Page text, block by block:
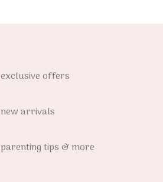
exclusive offers
new arrivals
parenting tips & more